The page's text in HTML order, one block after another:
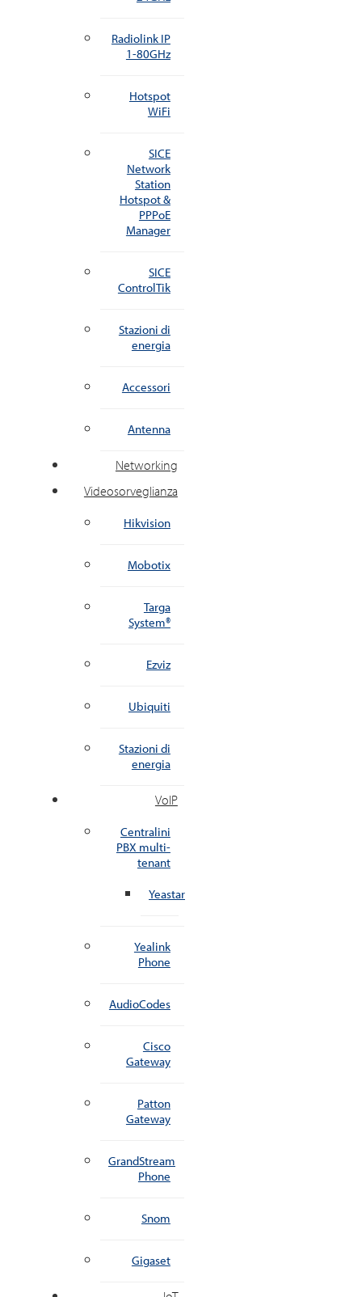
Radiolink IP
1-80GHz
Hotspot
WiFi
SICE
Network
Station
Hotspot &
PPPoE
Manager
SICE
ControlTik
Stazioni di
energia
Accessori
Antenna
Networking
Videosorveglianza
Hikvision
Mobotix
Targa
System®
Ezviz
Ubiquiti
Stazioni di
energia
VoIP
Centralini
PBX multi-
tenant
Yeastar
Yealink
Phone
AudioCodes
Cisco
Gateway
Patton
Gateway
GrandStream
Phone
Snom
Gigaset